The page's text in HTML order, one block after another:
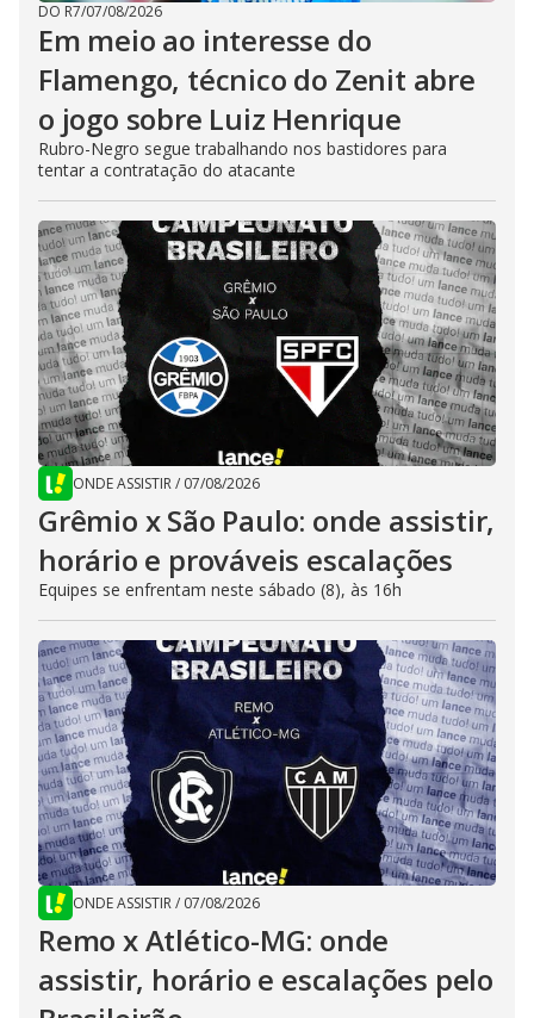
DO R7/07/08/2026
Em meio ao interesse do
Flamengo, técnico do Zenit abre
o jogo sobre Luiz Henrique
Rubro-Negro segue trabalhando nos bastidores para
tentar a contratação do atacante
ONDE ASSISTIR/ 07/08/2026
Grêmio x São Paulo: onde assistir,
horário e prováveis escalações
Equipes se enfrentam neste sábado (8), às 16h
ONDE ASSISTIR/ 07/08/2026
Remo x Atlético-MG: onde
assistir, horário e escalações pelo